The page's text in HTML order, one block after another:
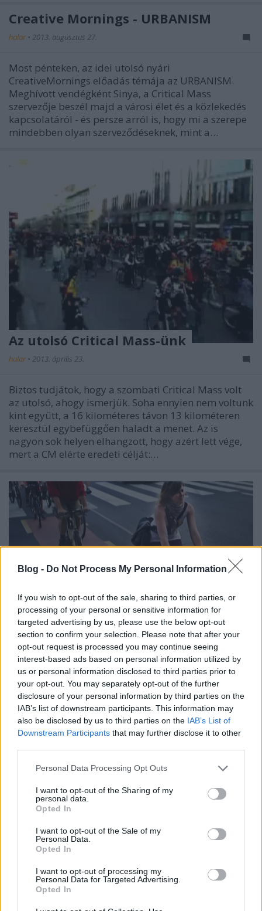
Blog - Do Not Process My Personal Information
If you wish to opt-out of the sale, sharing to third parties, or
processing of your personal or sensitive information for
targeted advertising by us, please use the below opt-out
section to confirm your selection. Please note that after your
opt-out request is processed you may continue seeing
interest-based ads based on personal information utilized by
us or personal information disclosed to third parties prior to
your opt-out. You may separately opt-out of the further
disclosure of your personal information by third parties on the
IAB’s list of downstream participants. This information may
also be disclosed by us to third parties on the IAB’s List of
Downstream Participants that may further disclose it to other
Please note that this website/app uses one or more Google
not limited to your visit or usage behaviour. You may click to
grant or deny consent to Google and its third-party tags to
use your data for below specified purposes in below Google
consent section.
Personal Data Processing Opt Outs
I want to opt-out of the Sharing of my
personal data.
Opted In
I want to opt-out of the Sale of my
Personal Data.
Opted In
I want to opt-out of processing my
Personal Data for Targeted Advertising.
Opted In
Creative Mornings - URBANISM
halar • 2013. augusztus 27.
Most pénteken, az idei utolsó nyári
CreativeMornings előadás témája az URBANISM.
Meghívott vendégként Sinya, a Critical Mass
szervezője beszél majd a városi élet és a közlekedés
kapcsolatáról - és persze arról is, hogy mi a szerepe
mindebben olyan szerveződéseknek, mint a…
Az utolsó Critical Mass-ünk
halar • 2013. április 23.
Biztos tudjátok, hogy a szombati Critical Mass volt
az utolsó, ahogy ismerjük. Soha ennyien nem voltunk
kint együtt, a 16 kilométeres távon 13 kilométeren
keresztül egybefüggően haladt a menet. Az is
nagyon sok helyen elhangzott, hogy azért lett vége,
mert a CM elérte eredeti célját:…
Tiétek az új Andrássy út!
halar•2012. május 30.
Annyi év bénázása után tegnap végre átadták (de
már régóta élvezhetjük) az Andrássy út
biztonságosabbá és haladósabbá tett új
bringasávjait a Bajcsy Zsilinszky út és az Oktogon
között. Hogy az Oktogonon kívüli rész mikor lesz
kész, nem tudjuk. Tegnap a Critical Mass…
Keressük a fotósokat fotózó lányt
A Critical Mass-ről szóló képek között elég sok
albumban van ott ez a lány, aki az Erzsébet-híd
budai lehajtójánál fotózó fotósokat fotózta. Viszont
a fotóját senki se látta. Segítsetek, találjuk meg!…
Critical Chic - a ráadás